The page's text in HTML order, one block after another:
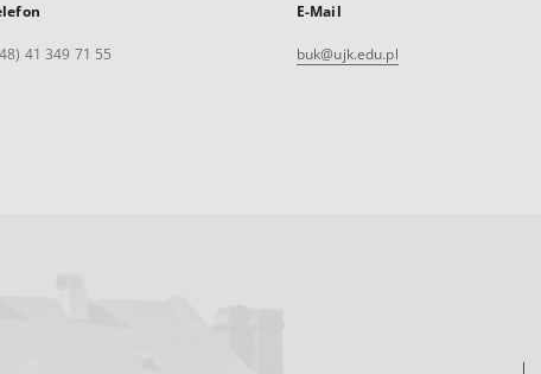
41 349 71 55
E-Mail
buk@ujk.edu.pl